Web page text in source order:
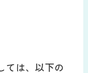
ては、以下の